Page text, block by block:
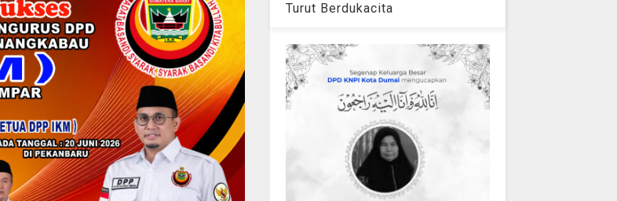
Turut Berdukacita